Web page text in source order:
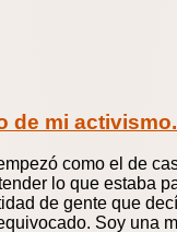
de mi activismo.
como el de
lo que estaba
de gente que
Soy una